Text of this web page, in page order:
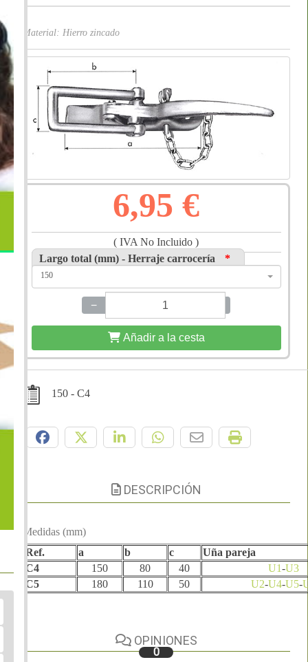
Material: Hierro zincado
6,95 €
( IVA No Incluido )
Largo total (mm) - Herraje carrocería
*
150
−
Añadir a la cesta
150 - C4
DESCRIPCIÓN
Medidas (mm)
Ref.
a b c
Uña pareja
C4
150 80 40 U1-U3
C5
180 110 50 U2-U4-U5-
OPINIONES
0